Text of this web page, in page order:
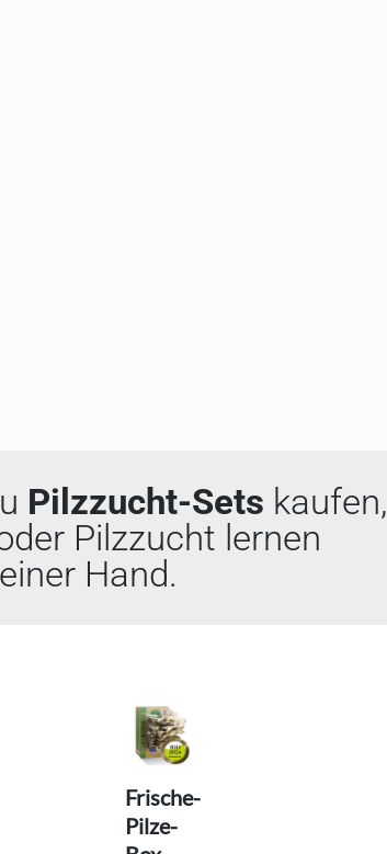
Pilzzucht-Sets kaufen,
Pilzzucht lernen
Hand.
Frische-
Pilze-